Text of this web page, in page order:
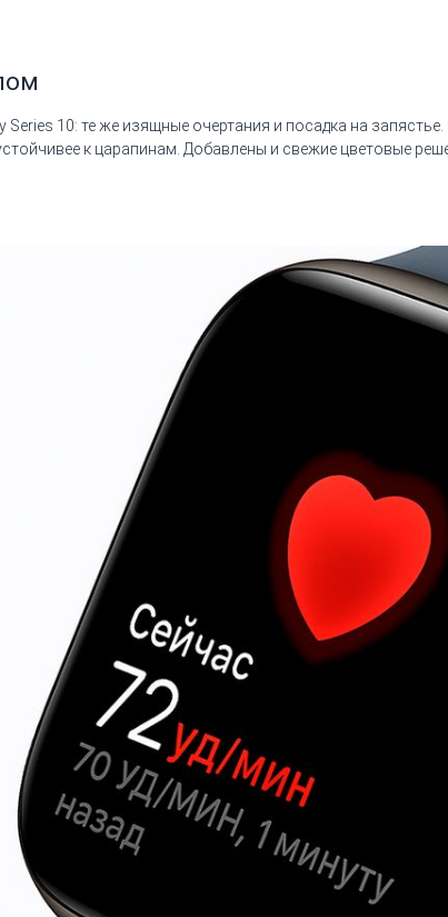
10: те же изящные очертания и посадка на
к царапинам. Добавлены и свежие цветовые